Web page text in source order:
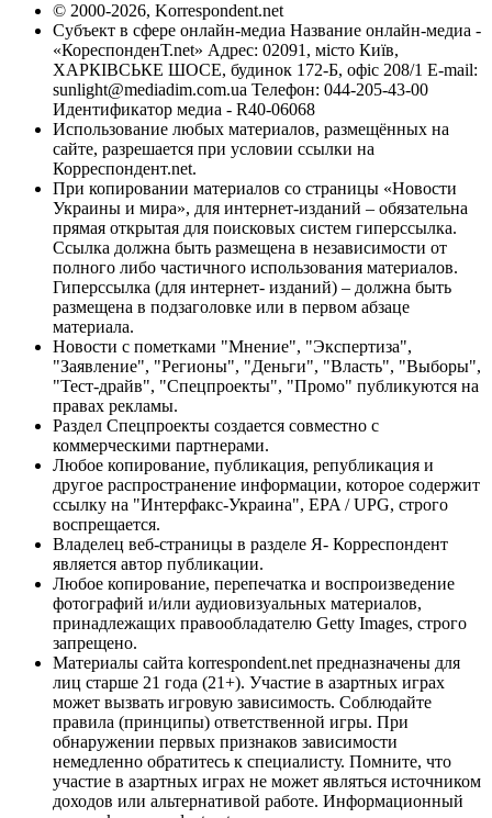
© 2000-2026, Korrespondent.net
Субъект в сфере онлайн-медиа Название онлайн-медиа -
«КореспонденТ.net» Адрес: 02091, місто Київ,
ХАРКІВСЬКЕ ШОСЕ, будинок 172-Б, офіс 208/1 E-mail:
sunlight@mediadim.com.ua Телефон: 044-205-43-00
Идентификатор медиа - R40-06068
Использование любых материалов, размещённых на
сайте, разрешается при условии ссылки на
Корреспондент.net.
При копировании материалов со страницы «Новости
Украины и мира», для интернет-изданий – обязательна
прямая открытая для поисковых систем гиперссылка.
Ссылка должна быть размещена в независимости от
полного либо частичного использования материалов.
Гиперссылка (для интернет- изданий) – должна быть
размещена в подзаголовке или в первом абзаце
материала.
Новости с пометками "Мнение", "Экспертиза",
"Заявление", "Регионы", "Деньги", "Власть", "Выборы",
"Тест-драйв", "Спецпроекты", "Промо" публикуются на
правах рекламы.
Раздел Спецпроекты создается совместно с
коммерческими партнерами.
Любое копирование, публикация, републикация и
другое распространение информации, которое содержит
ссылку на "Интерфакс-Украина", EPA / UPG, строго
воспрещается.
Владелец веб-страницы в разделе Я- Корреспондент
является автор публикации.
Любое копирование, перепечатка и воспроизведение
фотографий и/или аудиовизуальных материалов,
принадлежащих правообладателю Getty Images, строго
запрещено.
Материалы сайта korrespondent.net предназначены для
лиц старше 21 года (21+). Участие в азартных играх
может вызвать игровую зависимость. Соблюдайте
правила (принципы) ответственной игры. При
обнаружении первых признаков зависимости
немедленно обратитесь к специалисту. Помните, что
участие в азартных играх не может являться источником
доходов или альтернативой работе. Информационный